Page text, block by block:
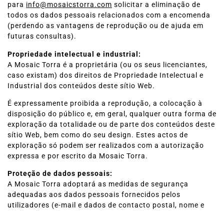
para info@mosaicstorra.com solicitar a eliminação de
todos os dados pessoais relacionados com a encomenda
(perdendo as vantagens de reprodução ou de ajuda em
futuras consultas).
Propriedade intelectual e industrial:
A Mosaic Torra é a proprietária (ou os seus licenciantes,
caso existam) dos direitos de Propriedade Intelectual e
Industrial dos conteúdos deste sítio Web.
É expressamente proibida a reprodução, a colocação à
disposição do público e, em geral, qualquer outra forma de
exploração da totalidade ou de parte dos conteúdos deste
sítio Web, bem como do seu design. Estes actos de
exploração só podem ser realizados com a autorização
expressa e por escrito da Mosaic Torra.
Proteção de dados pessoais:
A Mosaic Torra adoptará as medidas de segurança
adequadas aos dados pessoais fornecidos pelos
utilizadores (e-mail e dados de contacto postal, nome e